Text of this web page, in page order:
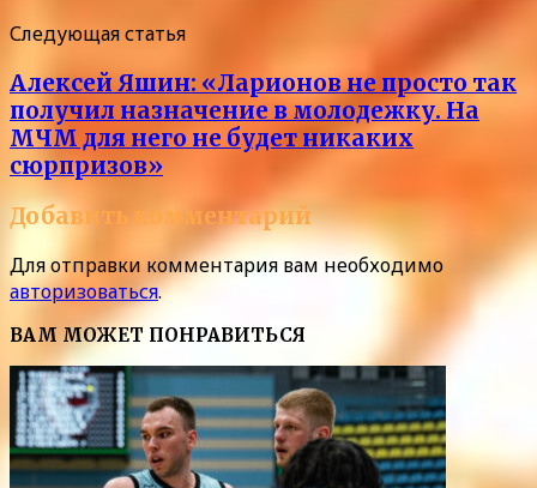
Следующая статья
Алексей Яшин: «Ларионов не просто так
получил назначение в молодежку. На
МЧМ для него не будет никаких
сюрпризов»
Добавить комментарий
Для отправки комментария вам необходимо
авторизоваться.
ВАМ МОЖЕТ ПОНРАВИТЬСЯ